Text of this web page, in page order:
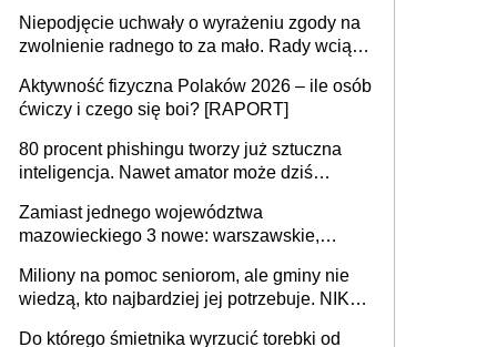
Niepodjęcie uchwały o wyrażeniu zgody na
zwolnienie radnego to za mało. Rady wciąż
rozstrzygać sprawy
Aktywność fizyczna Polaków 2026 – ile osób
ćwiczy i czego się boi? [RAPORT]
80 procent phishingu tworzy już sztuczna
inteligencja. Nawet amator może dziś
Zamiast jednego województwa
mazowieckiego 3 nowe: warszawskie,
Europie nie ma tak dużych jednostek
stołecznych
Miliony na pomoc seniorom, ale gminy nie
wiedzą, kto najbardziej jej potrzebuje. NIK
Do którego śmietnika wyrzucić torebki od